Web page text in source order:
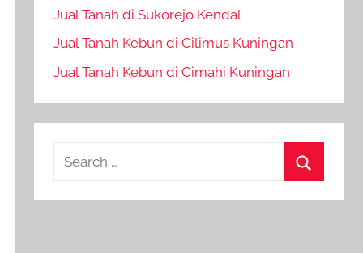
Jual Tanah di Sukorejo Kendal
Jual Tanah Kebun di Cilimus Kuningan
Jual Tanah Kebun di Cimahi Kuningan
Search